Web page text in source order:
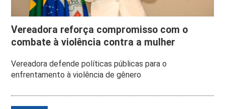
Vereadora reforça compromisso com o
combate à violência contra a mulher
Vereadora defende políticas públicas para o
enfrentamento à violência de gênero